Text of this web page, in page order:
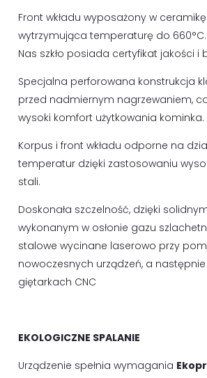
Front wkładu wyposażony w
wytrzymująca temperaturę do
Nas szkło posiada certyfikat jakości i
Specjalna perforowana konstrukcja
przed nadmiernym nagrzewaniem,
wysoki komfort użytkowania kominka.
Korpus i front wkładu odporne na
temperatur dzięki zastosowaniu
stali.
Doskonała szczelność, dzięki
wykonanym w osłonie gazu
stalowe wycinane laserowo przy
nowoczesnych urządzeń, a
giętarkach CNC
EKOLOGICZNE SPALANIE
Urządzenie spełnia wymagania